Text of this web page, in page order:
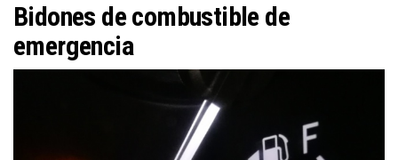
Bidones de combustible de
emergencia